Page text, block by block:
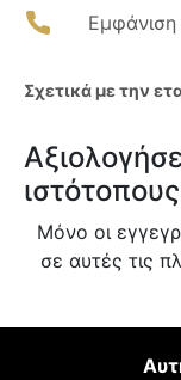
Σχετικά με την
ιστότοπους
Μόνο οι
σε αυτές τις